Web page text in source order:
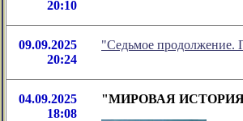
20:10
09.09.2025
20:24
"Седьмое продолжение.
04.09.2025
18:08
"МИРОВАЯ ИСТОРИЯ